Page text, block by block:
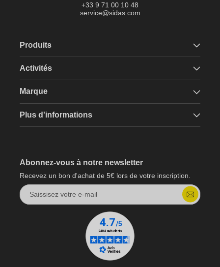
+33 9 71 00 10 48
service@sidas.com
Produits
Activités
Marque
Plus d'informations
Abonnez-vous à notre newsletter
Recevez un bon d'achat de 5€ lors de votre inscription.
Saissisez votre e-mail